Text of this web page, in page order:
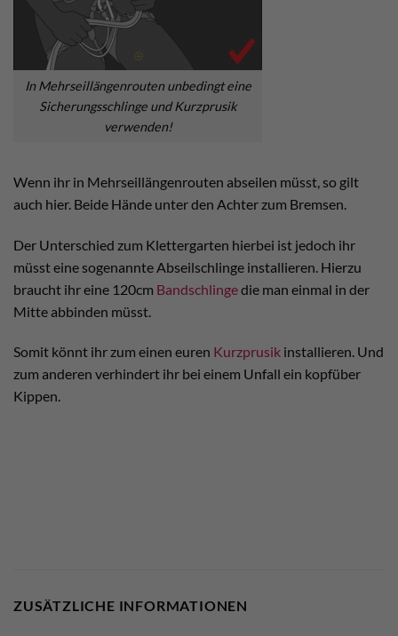
In Mehrseillängenrouten unbedingt eine
Sicherungsschlinge und Kurzprusik
verwenden!
Wenn ihr in Mehrseillängenrouten abseilen müsst, so gilt
auch hier. Beide Hände unter den Achter zum Bremsen.
Der Unterschied zum Klettergarten hierbei ist jedoch ihr
müsst eine sogenannte Abseilschlinge installieren. Hierzu
braucht ihr eine 120cm Bandschlingedie man einmal in der
Mitte abbinden müsst.
Somit könnt ihr zum einen euren Kurzprusik installieren. Und
zum anderen verhindert ihr bei einem Unfall ein kopfüber
Kippen.
ZUSÄTZLICHE INFORMATIONEN